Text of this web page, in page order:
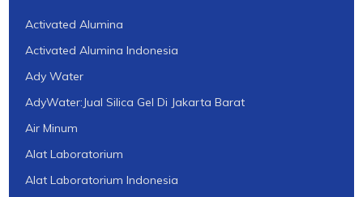
Activated Alumina
Activated Alumina Indonesia
Ady Water
AdyWater:Jual Silica Gel Di Jakarta Barat
Air Minum
Alat Laboratorium
Alat Laboratorium Indonesia